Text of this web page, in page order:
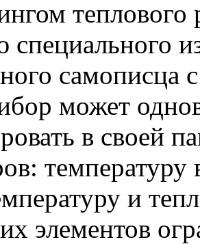
самописца
может
в своей
и
элементов